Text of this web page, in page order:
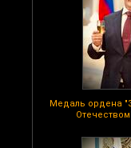
Медаль ордена